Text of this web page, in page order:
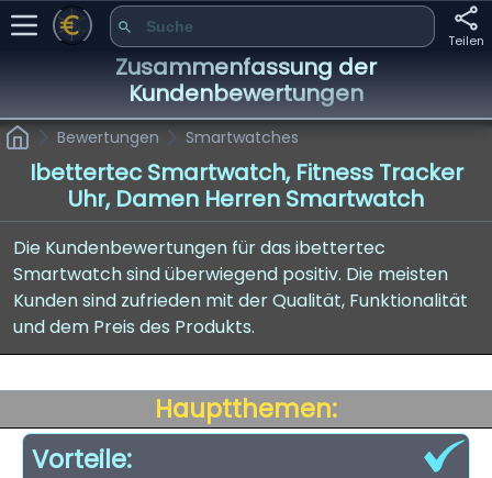
Teilen
Zusammenfassung der
Kundenbewertungen
Bewertungen Smartwatches
Ibettertec Smartwatch, Fitness Tracker
Uhr, Damen Herren Smartwatch
Die Kundenbewertungen für das ibettertec
Smartwatch sind überwiegend positiv. Die meisten
Kunden sind zufrieden mit der Qualität, Funktionalität
und dem Preis des Produkts.
Hauptthemen:
Vorteile: